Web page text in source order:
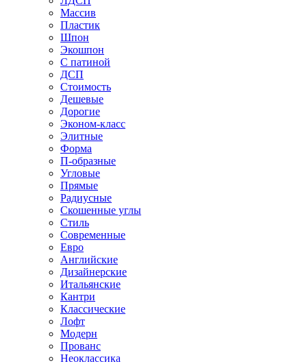
Массив
Пластик
Шпон
Экошпон
С патиной
ДСП
Стоимость
Дешевые
Дорогие
Эконом-класс
Элитные
Форма
П-образные
Угловые
Прямые
Радиусные
Скошенные углы
Стиль
Современные
Евро
Английские
Дизайнерские
Итальянские
Кантри
Классические
Лофт
Модерн
Прованс
Неоклассика